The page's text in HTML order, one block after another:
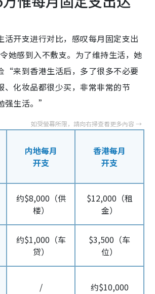
活开支进行对比，感叹每月固定支出
她感到入不敷支。为了维持生活，她
“来到香港生活后，多了很多不必要
、化妆品都很少买，非常非常的节
强生活。”
内地每月
开支
香港每月
开支
约$8,000（供
楼）
$12,000（租
金）
约$1,000（车
贷）
$3,500（车
位）
/ 约$10,000